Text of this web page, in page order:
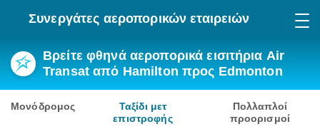
Συνεργάτες αεροπορικών εταιρειών
Βρείτε φθηνά αεροπορικά εισιτήρια Air
Transat από Hamilton προς Edmonton
Μονόδρομος
Ταξίδι μετ
επιστροφής
Πολλαπλοί
προορισμοί